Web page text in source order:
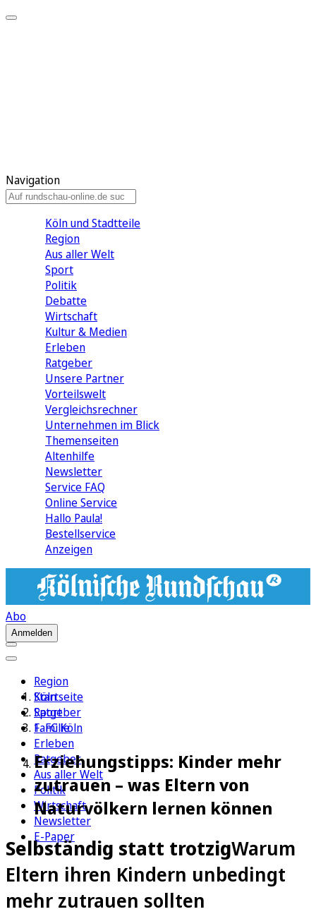
Navigation
Köln und Stadtteile
Region
Aus aller Welt
Sport
Politik
Debatte
Wirtschaft
Kultur & Medien
Erleben
Ratgeber
Unsere Partner
Vorteilswelt
Vergleichsrechner
Unternehmen im Blick
Themenseiten
Altenhilfe
Newsletter
Service FAQ
Online Service
Hallo Paula!
Bestellservice
Anzeigen
Abo
Anmelden
Region
Köln
Sport
1. FC Köln
Erleben
Ratgeber
Aus aller Welt
Politik
Wirtschaft
Newsletter
E-Paper
Startseite
Ratgeber
Familie
Erziehungstipps: Kinder mehr
zutrauen – was Eltern von
Naturvölkern lernen können
Selbständig statt trotzigWarum
Eltern ihren Kindern unbedingt
mehr zutrauen sollten